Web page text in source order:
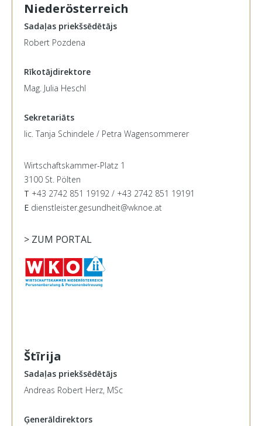
Niederösterreich
Sadaļas priekšsēdētājs
Robert Pozdena
Rīkotājdirektore
Mag. Julia Heschl
Sekretariāts
lic. Tanja Schindele / Petra Wagensommerer
Wirtschaftskammer-Platz 1
3100 St. Pölten
T +43 2742 851 19192 / +43 2742 851 19191
E dienstleister.gesundheit@wknoe.at
> ZUM PORTAL
Štīrija
Sadaļas priekšsēdētājs
Andreas Robert Herz, MSc
Ģenerāldirektors